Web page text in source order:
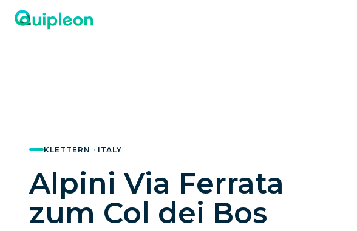
KLETTERN · ITALY
Alpini Via Ferrata
zum Col dei Bos